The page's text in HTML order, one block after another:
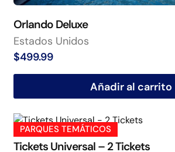
Estados Unidos
Orlando Deluxe
$499.99
Añadir al carrito
PARQUES TEMÁTICOS
Tickets Universal – 2 Tickets